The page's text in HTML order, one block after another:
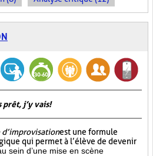
prêt, j’y vais!
d’improvisationest une formule
qui permet à l’élève de devenir
sein d’une mise en scène